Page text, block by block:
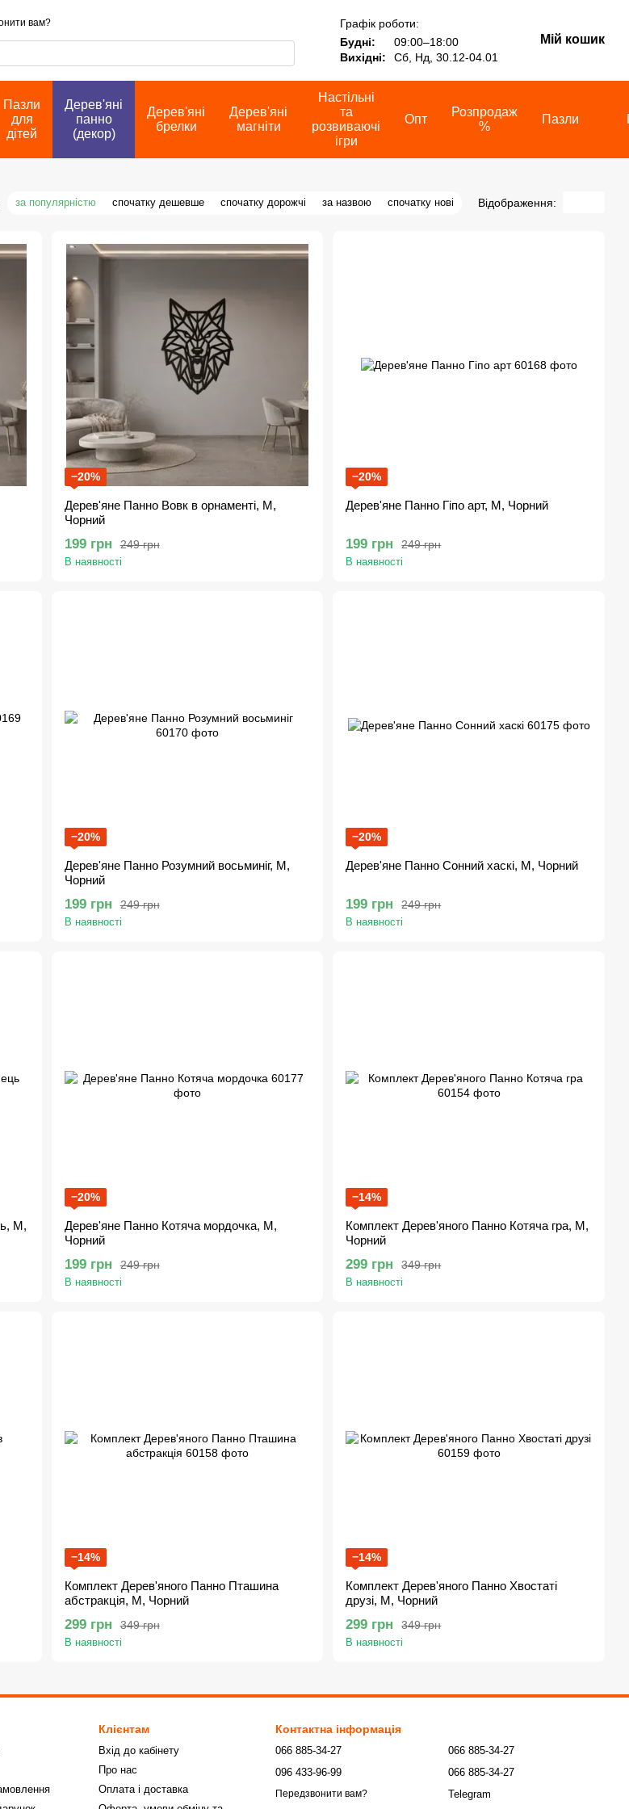
вам?
Графік роботи:
Будні:
09:00–18:00
Вихідні:
Сб, Нд, 30.12-04.01
Мій кошик
Пазли
для
дітей
Дерев'яні
панно
(декор)
Дерев'яні
брелки
Дерев'яні
магніти
Настільні
та
розвиваючі
ігри
Опт
Розпродаж
%
Пазли
за популярністю спочатку дешевше спочатку дорожчі за назвою спочатку нові Відображення:
−20%
Дерев'яне Панно Вовк в орнаменті, M,
Чорний
249 грн
199 грн
В наявності
−20%
Дерев'яне Панно Гіпо арт, M, Чорний
249 грн
199 грн
В наявності
−20%
Дерев'яне Панно Розумний восьминіг, M,
Чорний
249 грн
199 грн
В наявності
−20%
Дерев'яне Панно Сонний хаскі, M, Чорний
249 грн
199 грн
В наявності
M,
−20%
Дерев'яне Панно Котяча мордочка, M,
Чорний
249 грн
199 грн
В наявності
−14%
Комплект Дерев'яного Панно Котяча гра, M,
Чорний
349 грн
299 грн
В наявності
−14%
Комплект Дерев'яного Панно Пташина
абстракція, M, Чорний
349 грн
299 грн
В наявності
−14%
Комплект Дерев'яного Панно Хвостаті
друзі, M, Чорний
349 грн
299 грн
В наявності
Клієнтам
Вхід до кабінету
Про нас
Оплата і доставка
Контактна інформація
066 885-34-27
096 433-96-99
Передзвонити вам?
066 885-34-27
066 885-34-27
Telegram